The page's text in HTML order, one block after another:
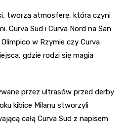
tworzą atmosferę, która czyni
Curva Sud i Curva Nord na San
w Rzymie czy Curva
gdzie rodzi się magia
przez ultrasów przed derby
kibice Milanu stworzyli
całą Curva Sud z napisem